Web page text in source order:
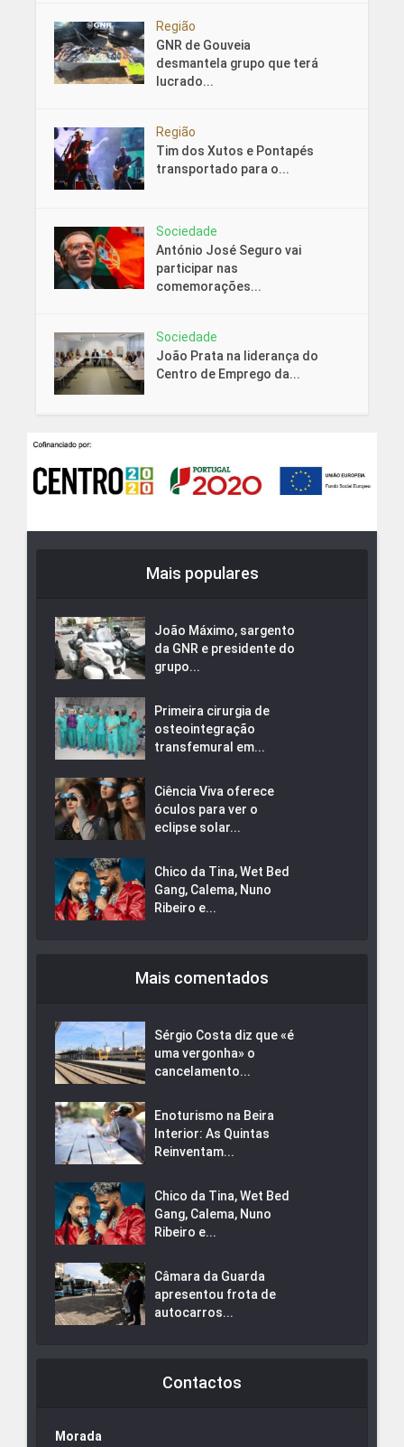
Região
GNR de Gouveia
desmantela grupo que terá
lucrado...
Região
Tim dos Xutos e Pontapés
transportado para o...
Sociedade
António José Seguro vai
participar nas
comemorações...
Sociedade
João Prata na liderança do
Centro de Emprego da...
Mais populares
João Máximo, sargento
da GNR e presidente do
grupo...
Primeira cirurgia de
osteointegração
transfemural em...
Ciência Viva oferece
óculos para ver o
eclipse solar...
Chico da Tina, Wet Bed
Gang, Calema, Nuno
Ribeiro e...
Mais comentados
Sérgio Costa diz que «é
uma vergonha» o
cancelamento...
Enoturismo na Beira
Interior: As Quintas
Reinventam...
Chico da Tina, Wet Bed
Gang, Calema, Nuno
Ribeiro e...
Câmara da Guarda
apresentou frota de
autocarros...
Contactos
Morada